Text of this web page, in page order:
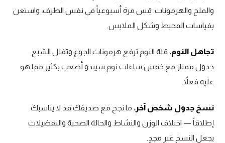
والملح والهرمونات. قِس مرة أسبوعياً في نفس الظرف، واستعن
بقياسات المحيط وشكل الملابس.
تجاهل النوم. قلة النوم ترفع هرمونات الجوع وتقلل الشبع.
جدول ممتاز مع خمس ساعات نوم سيبدو أصعب بكثير مما هو
عليه فعلاً.
نسخ جدول شخص آخر. ما نجح مع صديقك قد لا يناسبك
إطلاقاً — اختلاف الوزن والنشاط والحالة الصحية والتفضيلات
يجعل النسخ غير مجدٍ.